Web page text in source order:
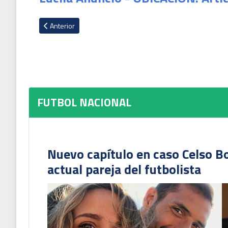
Artículo anterior: VIDEOS: Comunicaciones sufrió, Motagua
Anterior
FUTBOL NACIONAL
Nuevo capítulo en caso Celso
actual pareja del futbolista